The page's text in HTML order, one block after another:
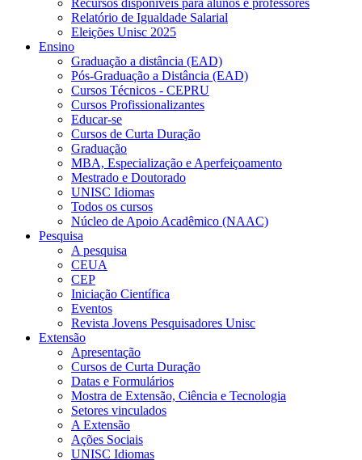
Recursos disponíveis para alunos e professores
Relatório de Igualdade Salarial
Eleições Unisc 2025
Ensino
Graduação a distância (EAD)
Pós-Graduação a Distância (EAD)
Cursos Técnicos - CEPRU
Cursos Profissionalizantes
Educar-se
Cursos de Curta Duração
Graduação
MBA, Especialização e Aperfeiçoamento
Mestrado e Doutorado
UNISC Idiomas
Todos os cursos
Núcleo de Apoio Acadêmico (NAAC)
Pesquisa
A pesquisa
CEUA
CEP
Iniciação Científica
Eventos
Revista Jovens Pesquisadores Unisc
Extensão
Apresentação
Cursos de Curta Duração
Datas e Formulários
Mostra de Extensão, Ciência e Tecnologia
Setores vinculados
A Extensão
Ações Sociais
UNISC Idiomas